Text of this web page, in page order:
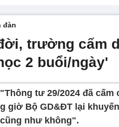
đàn
trường cấm
2 buổi/ngày'
"Thông tư 29/2024 đã
giờ Bộ GD&ĐT lại
như không".